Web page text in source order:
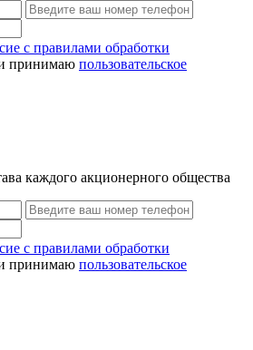
с правилами обработки
принимаю пользовательское
каждого акционерного общества
с правилами обработки
принимаю пользовательское